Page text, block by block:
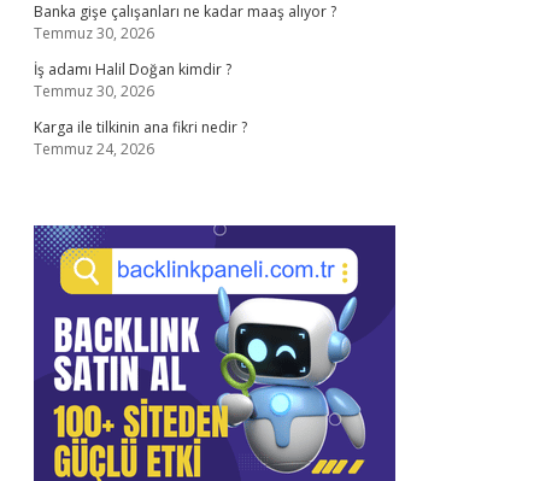
Banka gişe çalışanları ne kadar maaş alıyor ?
Temmuz 30, 2026
İş adamı Halil Doğan kimdir ?
Temmuz 30, 2026
Karga ile tilkinin ana fikri nedir ?
Temmuz 24, 2026